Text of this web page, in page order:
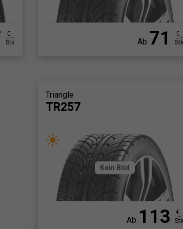
€
Stk
Ab 71
€
Stk
Triangle
TR257
Kein Bild
Ab 113
€
Stk